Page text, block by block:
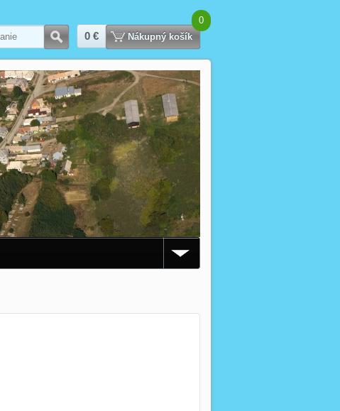
Hľadať
0 €
0
Nákupný košík